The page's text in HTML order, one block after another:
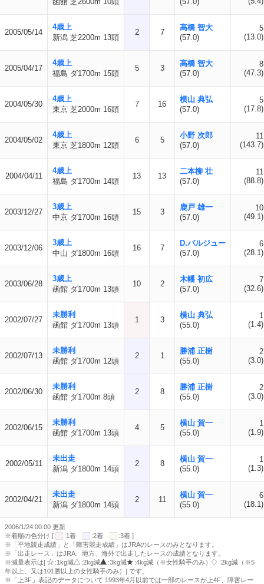
2005/05/14
4歳上
新潟 芝2200m 13頭
2 7
高橋 智大
(57.0)
5
(13.0)
2005/04/17
4歳上
福島 ダ1700m 15頭
5 3
高橋 智大
(57.0)
8
(47.3)
2004/05/30
4歳上
東京 芝2000m 16頭
7 16
横山 典弘
(57.0)
5
(17.8)
2004/05/02
4歳上
東京 芝1800m 12頭
6 5
小野 次郎
(57.0)
11
(143.7)
2004/04/11
4歳上
福島 ダ1700m 14頭
13 13
二本柳 壮
(57.0)
11
(88.8)
2003/12/27
3歳上
中京 ダ1700m 16頭
15 3
鹿戸 雄一
(57.0)
10
(49.1)
2003/12/06
3歳上
中山 ダ1800m 16頭
16 7
D.バルジュー
(57.0)
6
(28.1)
2003/06/28
3歳上
函館 ダ1700m 13頭
10 2
木幡 初広
(57.0)
7
(32.6)
2002/07/27
未勝利
函館 ダ1700m 13頭
1 3
横山 典弘
(55.0)
1
(1.4)
2002/07/13
未勝利
函館 ダ1700m 12頭
2 1
勝浦 正樹
(55.0)
2
(3.0)
2002/06/30
未勝利
函館 ダ1700m 8頭
2 8
勝浦 正樹
(55.0)
2
(3.0)
2002/06/15
未勝利
函館 ダ1700m 13頭
4 5
横山 賀一
(55.0)
1
(1.9)
2002/05/11
未出走
新潟 ダ1800m 14頭
2 8
横山 賀一
(55.0)
1
(1.3)
2002/04/21
未出走
新潟 ダ1800m 14頭
2 11
横山 賀一
(55.0)
6
(18.1)
2006/1/24 00:00 更新
※着順の色分け [
:1着 :2着
:3着 ]
※「平地競走成績」と「障害競走成績」はJRAのレースのみとなります。
※「出走レース」はJRA、地方、海外で出走したレースの成績となります。
※減量表示は[
:1kg減 :2kg減 :3kg減 :4kg減（※女性騎手のみ）
:2kg減（※5
年以上、又は101勝以上の女性騎手のみ）] です。
※「上3F」表記のデータについて 1993年4月以前では一部のレースが上4F、障害レー